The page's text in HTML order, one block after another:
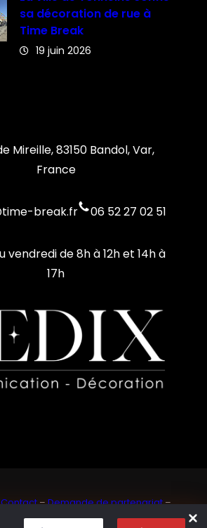
sa décoration de rue à
Time Break
19 juin 2026
Mireille, 83150 Bandol, Var,
France
break.fr 06 52 27 02 51
vendredi de 8h à 12h et 14h à
17h
Contact–Demande de partenariat–
de padel français